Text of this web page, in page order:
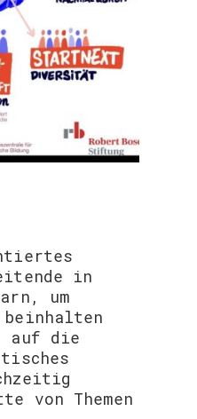
in
um
beinhalten
auf die
von Themen